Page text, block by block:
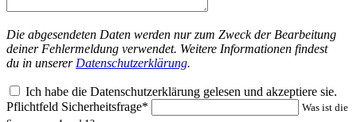
Die abgesendeten Daten werden nur zum Zweck der Bearbeitung
deiner Fehlermeldung verwendet. Weitere Informationen findest
du in unserer Datenschutzerklärung.
Ich habe die Datenschutzerklärung gelesen und akzeptiere sie.
Pflichtfeld Sicherheitsfrage*
Was ist die